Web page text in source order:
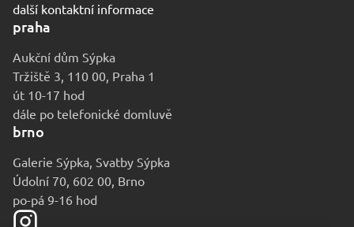
další kontaktní informace
praha
Aukční dům Sýpka
Tržiště 3, 110 00, Praha 1
út 10-17 hod
dále po telefonické domluvě
brno
Galerie Sýpka, Svatby Sýpka
Údolní 70, 602 00, Brno
po-pá 9-16 hod